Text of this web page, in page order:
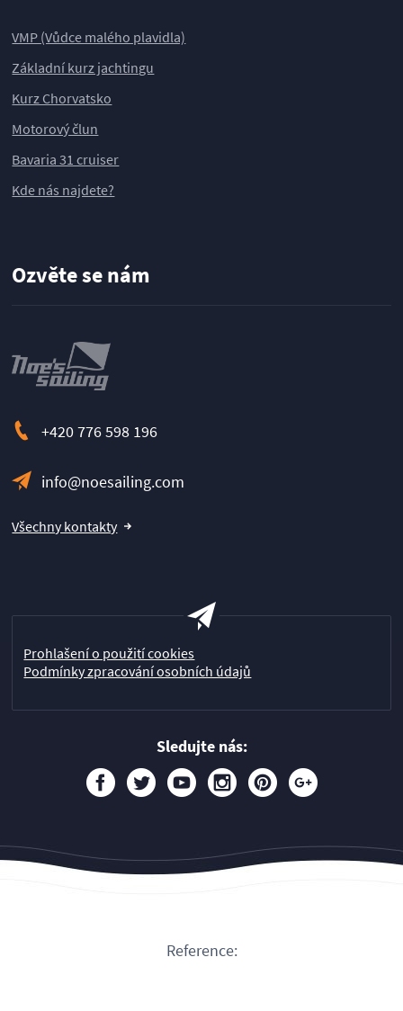
VMP (Vůdce malého plavidla)
Základní kurz jachtingu
Kurz Chorvatsko
Motorový člun
Bavaria 31 cruiser
Kde nás najdete?
Ozvěte se nám
+420 776 598 196
info@noesailing.com
Všechny kontakty
Prohlašení o použití cookies
Podmínky zpracování osobních údajů
Sledujte nás:
Reference: